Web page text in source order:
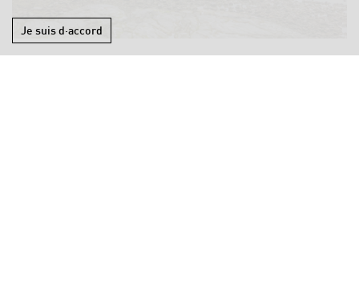
Je suis d·accord